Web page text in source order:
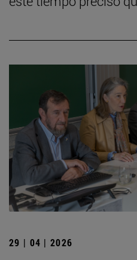
29 | 04 | 2026